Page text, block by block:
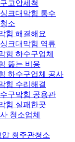
고압세척
크대막힘 통수
소
힘 해결해요
크대막힘 역류
힘 하수구업체
뚫는 비용
하수구업체 공사
힘 수리해결
구막힘 공용관
힘 실패한곳
청소업체
횡주관청소